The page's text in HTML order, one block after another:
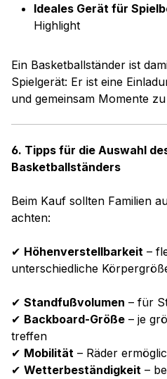
Ideales Gerät für
Highlight
Ein Basketballständer ist
Spielgerät: Er ist eine
und gemeinsam Momente
6. Tipps für die Auswahl
Basketballständers
Beim Kauf sollten Familien
achten:
✔ Höhenverstellbarkeit –
unterschiedliche
✔ Standfußvolumen – für
✔ Backboard-Größe – je
treffen
✔ Mobilität – Räder
✔ Wetterbeständigkeit –